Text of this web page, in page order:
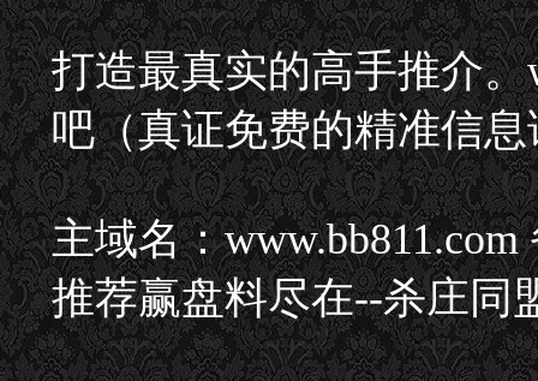
打造最真实的高手推介。
吧（真证免费的精准信
主域名：
推荐赢盘料尽在--杀庄同